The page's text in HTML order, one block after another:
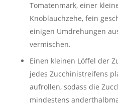
Tomatenmark, einer
Knoblauchzehe, fein
einigen Umdrehungen
vermischen.
Einen kleinen Löffel der
jedes Zucchinistreifens
aufrollen, sodass die
mindestens